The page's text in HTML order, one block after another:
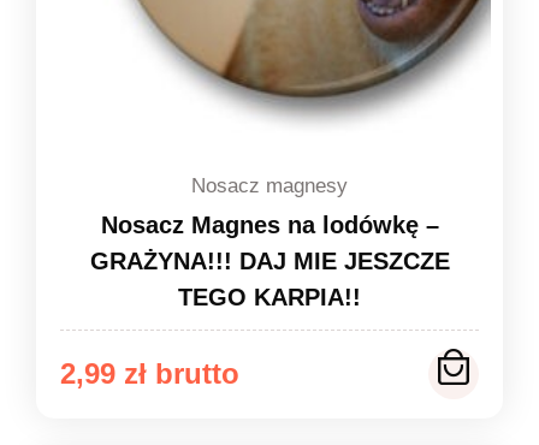
Nosacz magnesy
Nosacz Magnes na lodówkę –
GRAŻYNA!!! DAJ MIE JESZCZE
TEGO KARPIA!!
2,99 zł